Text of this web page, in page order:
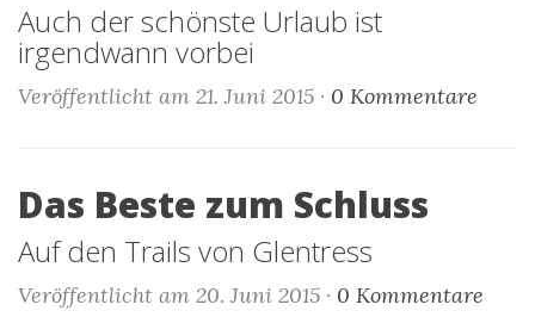
Auch der schönste Urlaub ist
irgendwann vorbei
Veröffentlicht am 21. Juni 2015 · 0 Kommentare
Das Beste zum Schluss
Auf den Trails von Glentress
Veröffentlicht am 20. Juni 2015 · 0 Kommentare